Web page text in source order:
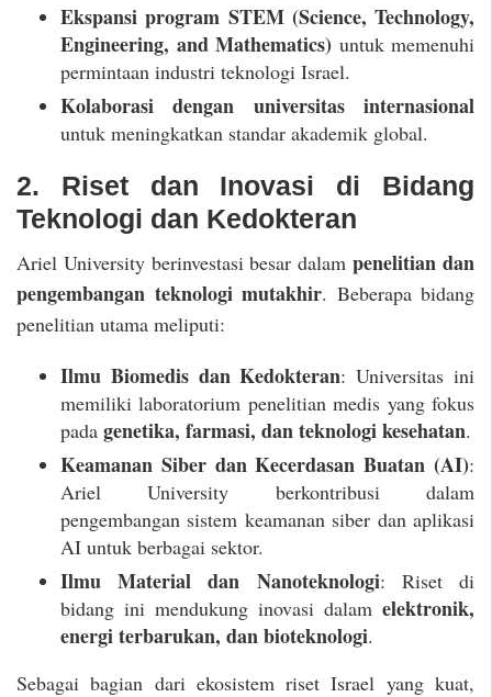
Ekspansi program STEM (Science, Technology,
Engineering, and Mathematics) untuk memenuhi
permintaan industri teknologi Israel.
Kolaborasi dengan universitas internasional
untuk meningkatkan standar akademik global.
2. Riset dan Inovasi di Bidang
Teknologi dan Kedokteran
Ariel University berinvestasi besar dalampenelitian dan
pengembangan teknologi mutakhir. Beberapa bidang
penelitian utama meliputi:
Ilmu Biomedis dan Kedokteran: Universitas ini
memiliki laboratorium penelitian medis yang fokus
pada genetika, farmasi, dan teknologi kesehatan.
Keamanan Siber dan Kecerdasan Buatan (AI):
Ariel University berkontribusi dalam
pengembangan sistem keamanan siber dan aplikasi
AI untuk berbagai sektor.
Ilmu Material dan Nanoteknologi: Riset di
bidang ini mendukung inovasi dalam elektronik,
energi terbarukan, dan bioteknologi.
Sebagai bagian dari ekosistem riset Israel yang kuat,